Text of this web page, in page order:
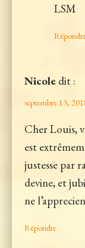
LSM
Nicole dit :
septembre 13,
Cher Louis,
est
justesse par
devine, et
ne
Répondre